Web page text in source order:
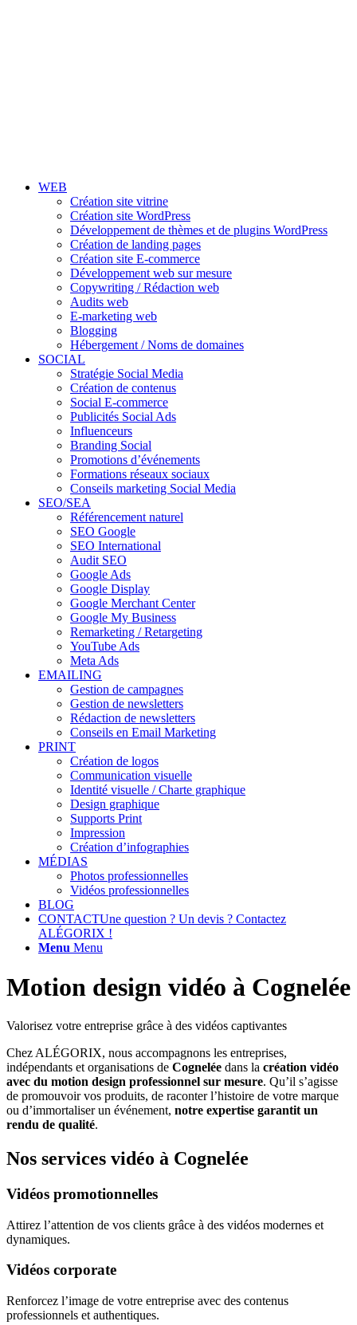
WEB
Création site vitrine
Création site WordPress
Développement de thèmes et de plugins WordPress
Création de landing pages
Création site E-commerce
Développement web sur mesure
Copywriting / Rédaction web
Audits web
E-marketing web
Blogging
Hébergement / Noms de domaines
SOCIAL
Stratégie Social Media
Création de contenus
Social E-commerce
Publicités Social Ads
Influenceurs
Branding Social
Promotions d’événements
Formations réseaux sociaux
Conseils marketing Social Media
SEO/SEA
Référencement naturel
SEO Google
SEO International
Audit SEO
Google Ads
Google Display
Google Merchant Center
Google My Business
Remarketing / Retargeting
YouTube Ads
Meta Ads
EMAILING
Gestion de campagnes
Gestion de newsletters
Rédaction de newsletters
Conseils en Email Marketing
PRINT
Création de logos
Communication visuelle
Identité visuelle / Charte graphique
Design graphique
Supports Print
Impression
Création d’infographies
MÉDIAS
Photos professionnelles
Vidéos professionnelles
BLOG
CONTACTUne question ? Un devis ? Contactez
ALÉGORIX !
Menu Menu
Motion design vidéo à Cognelée
Valorisez votre entreprise grâce à des vidéos captivantes
Chez ALÉGORIX, nous accompagnons les entreprises,
indépendants et organisations de Cognelée dans la création vidéo
avec du motion design professionnel sur mesure. Qu’il s’agisse
de promouvoir vos produits, de raconter l’histoire de votre marque
ou d’immortaliser un événement, notre expertise garantit un
rendu de qualité.
Nos services vidéo à Cognelée
Vidéos promotionnelles
Attirez l’attention de vos clients grâce à des vidéos modernes et
dynamiques.
Vidéos corporate
Renforcez l’image de votre entreprise avec des contenus
professionnels et authentiques.